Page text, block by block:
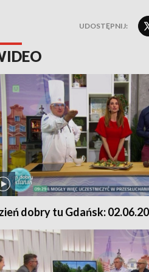
UDOSTĘPNIJ:
dobry tu Gdańsk: